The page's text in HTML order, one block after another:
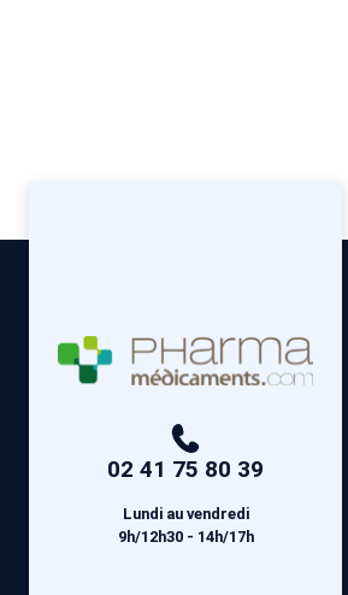
02 41 75 80 39
Lundi au vendredi
9h/12h30 - 14h/17h